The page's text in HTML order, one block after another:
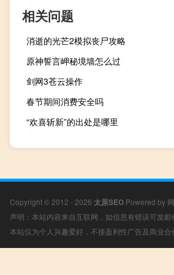
相关问题
消逝的光芒2模拟丧尸攻略
原神誓言岬秘境墙怎么过
剑网3苍云操作
春节期间消费安全吗
“欢喜斩新”的出处是哪里
Copyright © 2012 - 2026 太原SEO Powered by
声明：本站内容来自互联网，如信息有错误可发
本站仅为个人兴趣爱好，不接盈利性广告及商业合